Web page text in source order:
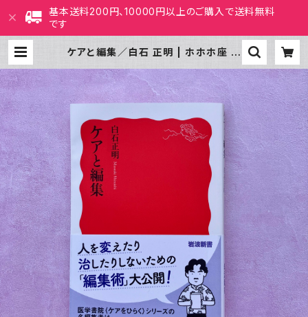
基本送料200円、10000円以上のご購入で送料無料
です
ケアと編集／白石 正明 | ホホホ座 西